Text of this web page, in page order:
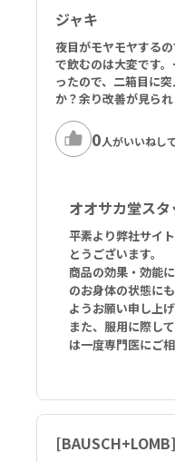
eaxanthin Isomers
Other Ingredients: Fish
tin, Glycerin, Yellow
mel, Natural Flavor,
**May be Sourced from
ロール） 30mcg、ビタミ
サペンタエン酸) 160mg、
g、ルテイン（マリーゴー
体（マリーゴールド花エ
その他の成分：魚油（アン
リン、ミザラシミツロウ、
香料、ダイズレシチン、酸
ジャキ
夜目がモヤモヤする
で飲むのは大変です
ったので、二箱目に
か？余り改善が見られ
0人がいいねし
オオサカ堂スタ
平素より弊社サイ
とうございます。
商品の効果・効能
のお身体の状態に
ようお願い申し上げ
また、服用に際し
は一度専門医にご相